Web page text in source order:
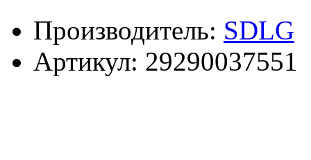
Производитель: SDLG
Артикул: 29290037551